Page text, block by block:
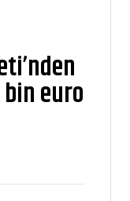
bin euro